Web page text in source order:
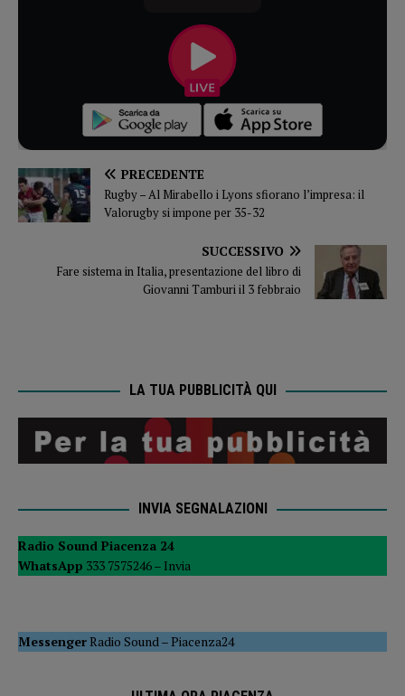
PRECEDENTE
Rugby – Al Mirabello i Lyons sfiorano l’impresa: il
Valorugby si impone per 35-32
SUCCESSIVO
Fare sistema in Italia, presentazione del libro di
Giovanni Tamburi il 3 febbraio
LA TUA PUBBLICITÀ QUI
INVIA SEGNALAZIONI
Radio Sound Piacenza 24
WhatsApp 333 7575246 – Invia
MessengerRadio Sound–Piacenza24